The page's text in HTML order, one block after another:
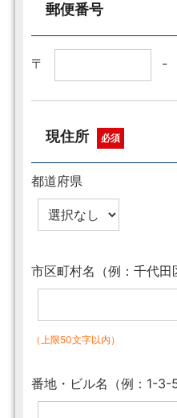
郵便番号
〒 -
現住所 必須
都道府県
市区町村名（例：千代田
（上限50文字以内）
番地・ビル名（例：1-3-5